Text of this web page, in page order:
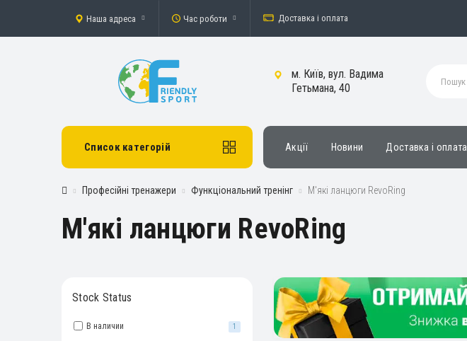
Наша адреса Час роботи Доставка і оплата
м. Київ, вул. Вадима
Гетьмана, 40
Список категорій Акції Новини Доставка і оплата
Професійні тренажери Функціональний тренінг М'які ланцюги RevoRing
М'які ланцюги RevoRing
Stock Status
В наличии 1